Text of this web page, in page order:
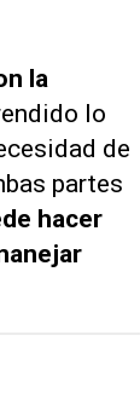
la
lo
de
partes
hacer